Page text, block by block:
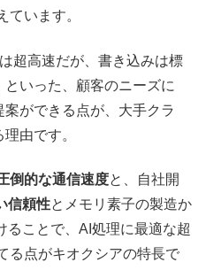
ています。
超高速だが、書き込みは標
いった、顧客のニーズに
ができる点が、大手クラ
由です。
倒的な通信速度と、自社開
信頼性とメモリ素子の製造か
ることで、AI処理に最適な超
る点がキオクシアの特長で